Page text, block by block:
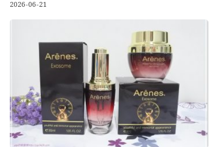
2026-06-21